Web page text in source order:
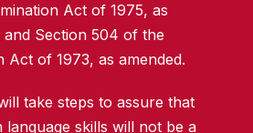
Act of 1975, as
and Section 504 of the
Act of 1973, as amended.
take steps to assure that
language skills will not be a